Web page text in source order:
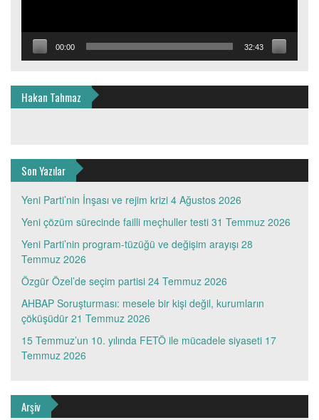
00:00 32:43
Hakan Tahmaz
Son Yazılar
Yeni Parti’nin İnşası ve rejim krizi 4 Ağustos 2026
Yeni çözüm sürecinde failli meçhuller testi 31 Temmuz 2026
Yeni Parti’nin program-tüzüğü ve değişim arayışı 28
Temmuz 2026
Özgür Özel’de seçim partisi 24 Temmuz 2026
AHBAP Soruşturması: mesele bir kişi değil, kurumların
çöküşüdür 21 Temmuz 2026
15 Temmuz’un 10. yılında FETÖ ile mücadele siyaseti 17
Temmuz 2026
Arşiv